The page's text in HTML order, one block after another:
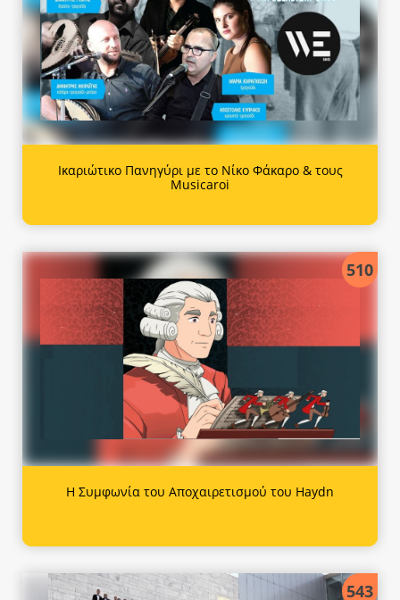
Ικαριώτικο Πανηγύρι με το Νίκο Φάκαρο & τους
Musicaroi
510
Η Συμφωνία του Αποχαιρετισμού του Haydn
543